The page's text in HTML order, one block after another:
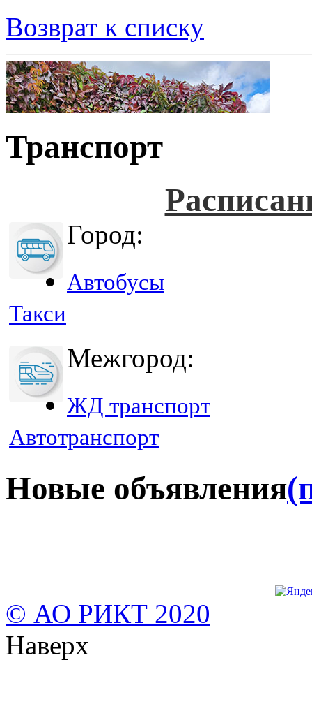
Возврат к списку
Транспорт
Город:
Автобусы
Такси
Межгород:
ЖД транспорт
Автотранспорт
Новые объявления
© АО РИКТ 2020
Наверх